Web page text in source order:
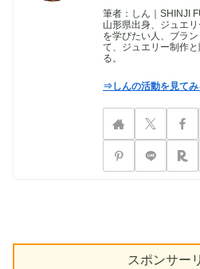
筆者：しん｜SHINJI
山形県出身、ジュエ
を学びたい人、ブラ
て、ジュエリー制作
る。
⇒しんの活動を見てみ
スポンサー